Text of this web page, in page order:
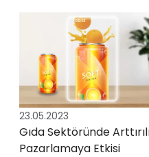
23.05.2023
Gıda Sektöründe
Pazarlamaya Etkisi